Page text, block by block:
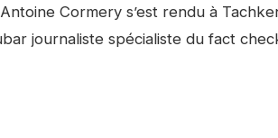
Cormery s’est rendu à
journaliste spécialiste du fact